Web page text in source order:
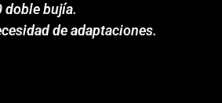
doble bujía.
de adaptaciones.